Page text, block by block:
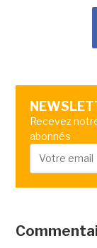
Recevez
abonnés